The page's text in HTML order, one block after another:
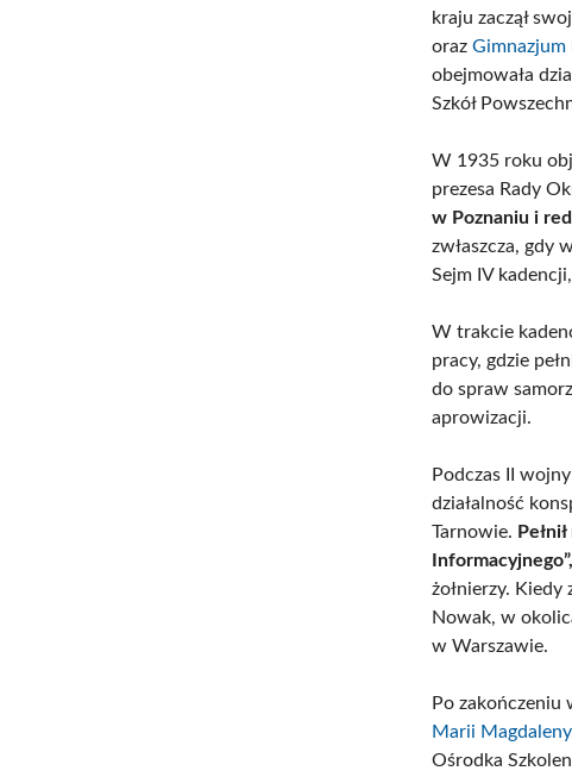
kraju zaczął
oraz
obejmowała
Szkół
W 1935 roku
prezesa Rady
w Poznaniu i
zwłaszcza, gdy
Sejm IV
W trakcie
pracy, gdzie
do spraw
aprowizacji.
Podczas II
działalność
Tarnowie.
Informacyjnego”,
żołnierzy.
Nowak, w
w Warszawie.
Po zakończeniu
Marii
Ośrodka